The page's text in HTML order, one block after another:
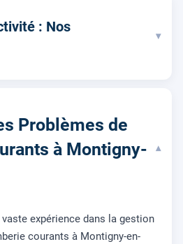
: Nos
▾
Problèmes de
à Montigny-
▾
expérience dans la gestion
courants à Montigny-en-